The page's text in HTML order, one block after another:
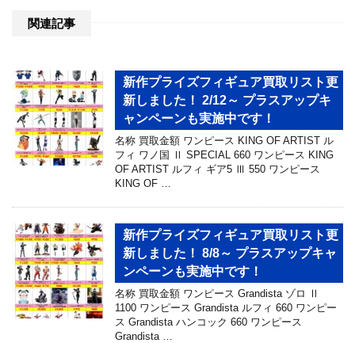
関連記事
新作プライズフィギュア買取リスト更
新しました！ 2/12～ プラスアップキ
ャンペーンも実施中です！
名称 買取金額 ワンピース KING OF ARTIST ル
フィ ワノ国 Ⅱ SPECIAL 660 ワンピース KING
OF ARTIST ルフィ ギア5 Ⅲ 550 ワンピース
KING OF …
新作プライズフィギュア買取リスト更
新しました！ 8/8～ プラスアップキャ
ンペーンも実施中です！
名称 買取金額 ワンピース Grandista ゾロ Ⅱ
1100 ワンピース Grandista ルフィ 660 ワンピー
ス Grandista ハンコック 660 ワンピース
Grandista …